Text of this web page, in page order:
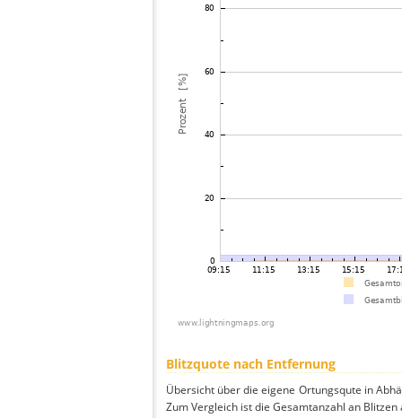
Blitzquote nach Entfernung
Übersicht über die eigene Ortungsqute in
Zum Vergleich ist die Gesamtanzahl an